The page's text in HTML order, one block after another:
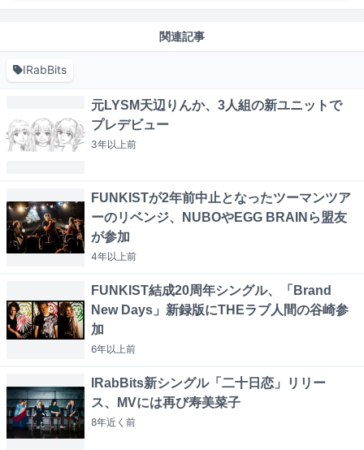
関連記事
IRabBits
元LYSM天辺りんか、3人組の新ユニットで
プレデビュー
3年以上前
FUNKISTが2年前中止となったツーマンツア
ーのリベンジ、NUBOやEGG BRAINら盟友
が参加
4年以上前
FUNKIST結成20周年シングル、「Brand
New Days」新録版にTHEラブ人間の谷崎参
加
6年以上前
IRabBits新シングル「二十日恋」リリー
ス、MVには再び寿美菜子
8年近く 前